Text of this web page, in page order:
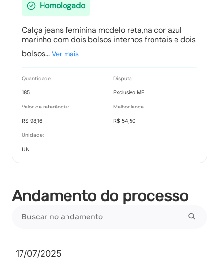
Homologado
Calça jeans feminina modelo reta,na cor azul
marinho com dois bolsos internos frontais e dois
bolsos... Ver mais
Quantidade:
185
Disputa:
Exclusivo ME
Valor de referência:
R$ 98,16
Melhor lance
R$ 54,50
Unidade:
UN
Andamento do processo
17/07/2025